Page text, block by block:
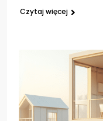
Czytaj więcej